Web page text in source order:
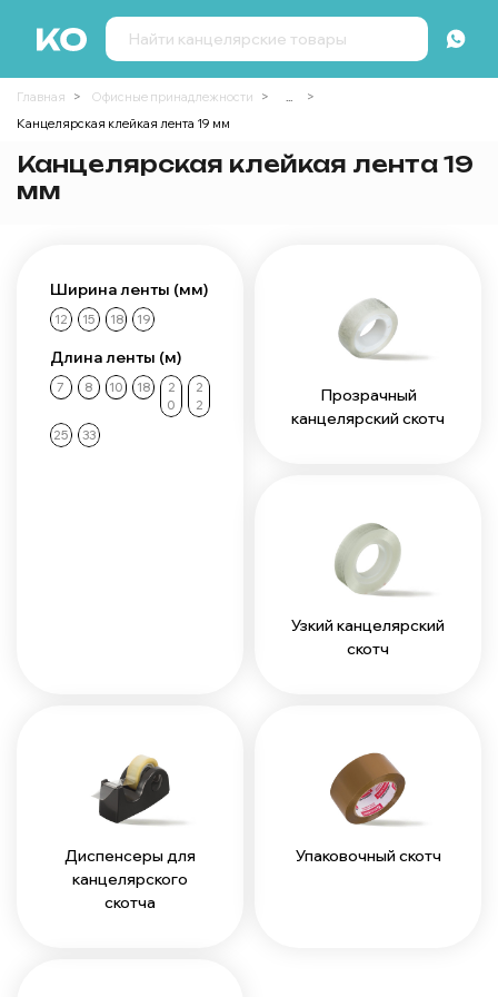
Главная Офисные принадлежности
...
Канцелярская клейкая лента 19 мм
Канцелярская клейкая лента 19
мм
Ширина ленты (мм)
12 15 18 19
Длина ленты (м)
7 8 10 18
2
0
2
2
25
33
Прозрачный
канцелярский скотч
Узкий канцелярский
скотч
Диспенсеры для
канцелярского
скотча
Упаковочный скотч